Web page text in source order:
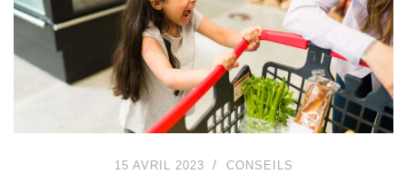
15 AVRIL 2023 CONSEILS